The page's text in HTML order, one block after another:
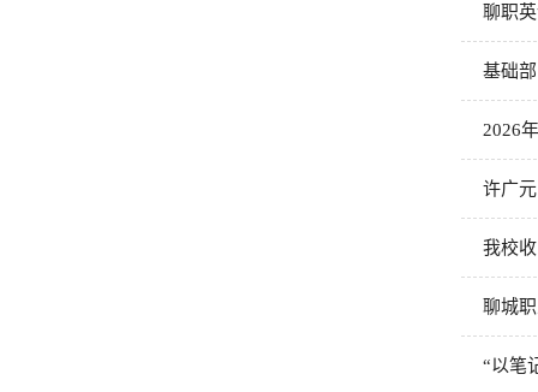
聊职
基础
2026
许广
我校
聊城
“以笔